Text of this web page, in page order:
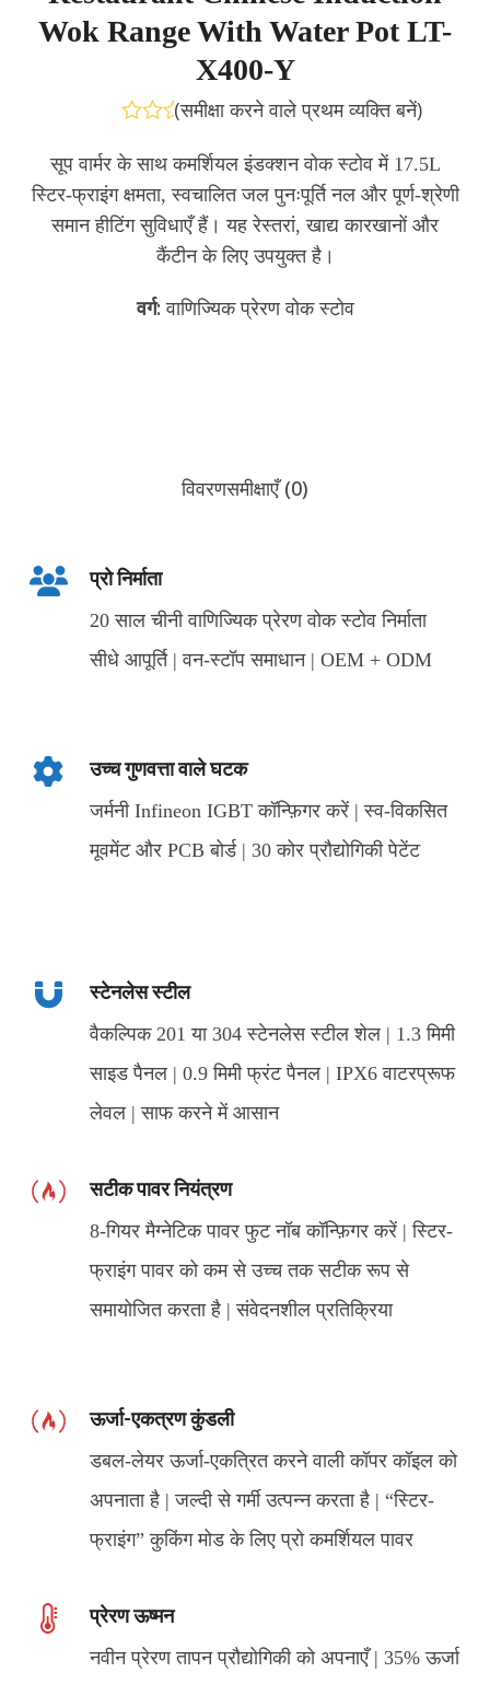
Wok Range With Water Pot LT-
X400-Y
0
of
5
(समीक्षा करने वाले प्रथम व्यक्ति बनें)
सूप वार्मर के साथ कमर्शियल इंडक्शन वोक स्टोव में 17.5L
स्टिर-फ्राइंग क्षमता, स्वचालित जल पुनःपूर्ति नल और पूर्ण-श्रेणी
समान हीटिंग सुविधाएँ हैं। यह रेस्तरां, खाद्य कारखानों और
कैंटीन के लिए उपयुक्त है।
वर्ग:वाणिज्यिक प्रेरण वोक स्टोव
विवरणसमीक्षाएँ (0)
प्रो निर्माता
20 साल चीनी वाणिज्यिक प्रेरण वोक स्टोव निर्माता
सीधे आपूर्ति | वन-स्टॉप समाधान | OEM + ODM
उच्च गुणवत्ता वाले घटक
जर्मनी Infineon IGBT कॉन्फ़िगर करें | स्व-विकसित
मूवमेंट और PCB बोर्ड | 30 कोर प्रौद्योगिकी पेटेंट
स्टेनलेस स्टील
वैकल्पिक 201 या 304 स्टेनलेस स्टील शेल | 1.3 मिमी
साइड पैनल | 0.9 मिमी फ्रंट पैनल | IPX6 वाटरप्रूफ
लेवल | साफ करने में आसान
सटीक पावर नियंत्रण
8-गियर मैग्नेटिक पावर फुट नॉब कॉन्फ़िगर करें | स्टिर-
फ्राइंग पावर को कम से उच्च तक सटीक रूप से
समायोजित करता है | संवेदनशील प्रतिक्रिया
ऊर्जा-एकत्रण कुंडली
डबल-लेयर ऊर्जा-एकत्रित करने वाली कॉपर कॉइल को
अपनाता है | जल्दी से गर्मी उत्पन्न करता है | “स्टिर-
फ्राइंग” कुकिंग मोड के लिए प्रो कमर्शियल पावर
प्रेरण ऊष्मन
नवीन प्रेरण तापन प्रौद्योगिकी को अपनाएँ | 35% ऊर्जा